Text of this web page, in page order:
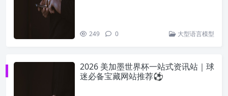
249 0 大型语言模型
2026 美加墨世界杯一站式资讯站｜球
迷必备宝藏网站推荐⚽